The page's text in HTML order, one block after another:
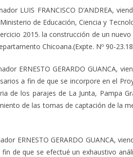
LUIS FRANCISCO D’ANDREA,
de Educación, Ciencia y
2015. la construcción de un
Chicoana.(Expte. Nº 90-
ERNESTO GERARDO GUANCA,
a fin de que se incorpore en el
de los parajes de La Junta, Pampa
de las tomas de captación de la
ERNESTO GERARDO GUANCA,
de que se efectué un exhaustivo